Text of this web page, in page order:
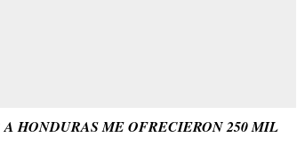
HONDURAS ME OFRECIERON 250 MIL